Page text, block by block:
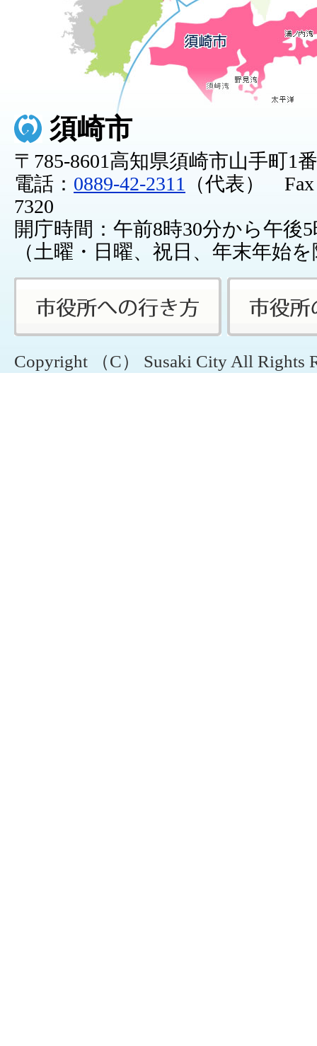
須崎市
〒785-8601高知県須崎市山手町1
電話： 0889-42-2311
（代表） Fax
7320
開庁時間：午前8時30分から午後
（土曜・日曜、祝日、年末年始
Copyright （C） Susaki City All Rights